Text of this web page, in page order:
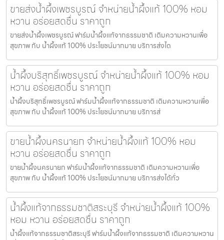
ขายส่งน้ำผึ้งเพชรบูรณ์ จำหน่ายน้ำผึ้งแท้ 100% หอม
หวาน อร่อยสดชื่น ราคาถูก
ขายส่งน้ำผึ้งเพชรบูรณ์ ฟาร์มน้ำผึ้งแท้จากธรรมชาติ เติมความหวานเพื่อ
สุขภาพ กับ น้ำผึ้งแท้ 100% ประโยชน์มากมาย บริการส่งได
น้ำผึ้งบริสุทธิ์เพชรบูรณ์ จำหน่ายน้ำผึ้งแท้ 100% หอม
หวาน อร่อยสดชื่น ราคาถูก
น้ำผึ้งบริสุทธิ์เพชรบูรณ์ ฟาร์มน้ำผึ้งแท้จากธรรมชาติ เติมความหวานเพื่อ
สุขภาพ กับ น้ำผึ้งแท้ 100% ประโยชน์มากมาย บริการส่
ขายน้ำผึ้งนครนายก จำหน่ายน้ำผึ้งแท้ 100% หอม
หวาน อร่อยสดชื่น ราคาถูก
ขายน้ำผึ้งนครนายก ฟาร์มน้ำผึ้งแท้จากธรรมชาติ เติมความหวานเพื่อ
สุขภาพ กับ น้ำผึ้งแท้ 100% ประโยชน์มากมาย บริการส่งได้ทั่ว
น้ำผึ้งแท้จากธรรมชาติสระบุรี จำหน่ายน้ำผึ้งแท้ 100%
หอม หวาน อร่อยสดชื่น ราคาถูก
น้ำผึ้งแท้จากธรรมชาติสระบุรี ฟาร์มน้ำผึ้งแท้จากธรรมชาติ เติมความหวาน